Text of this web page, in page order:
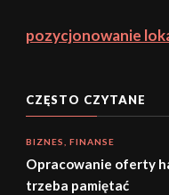
pozycjonowanie
CZĘSTO CZYTANE
BIZNES, FINANSE
Opracowanie oferty
trzeba pamiętać